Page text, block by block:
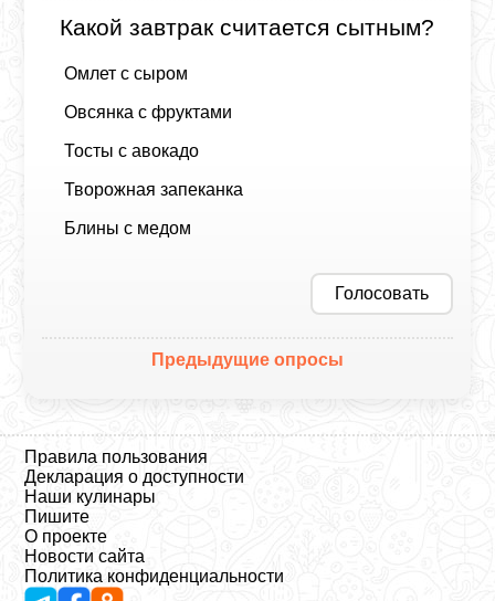
Какой завтрак считается сытным?
Омлет с сыром
Овсянка с фруктами
Тосты с авокадо
Творожная запеканка
Блины с медом
Голосовать
Предыдущие опросы
Правила пользования
Декларация о доступности
Наши кулинары
Пишите
О проекте
Новости сайта
Политика конфиденциальности